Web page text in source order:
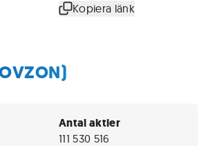
Kopiera länk
Antal aktier
111 530 516